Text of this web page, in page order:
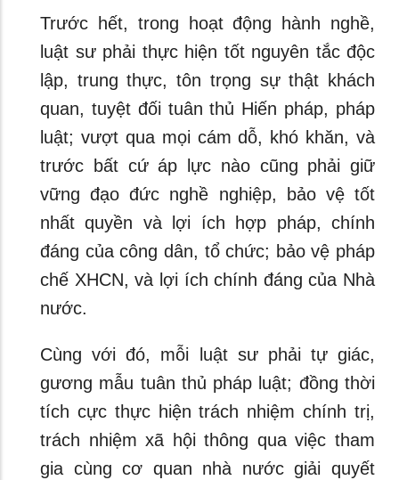
Trước hết, trong hoạt động hành nghề,
luật sư phải thực hiện tốt nguyên tắc độc
lập, trung thực, tôn trọng sự thật khách
quan, tuyệt đối tuân thủ Hiến pháp, pháp
luật; vượt qua mọi cám dỗ, khó khăn, và
trước bất cứ áp lực nào cũng phải giữ
vững đạo đức nghề nghiệp, bảo vệ tốt
nhất quyền và lợi ích hợp pháp, chính
đáng của công dân, tổ chức; bảo vệ pháp
chế XHCN, và lợi ích chính đáng của Nhà
nước.
Cùng với đó, mỗi luật sư phải tự giác,
gương mẫu tuân thủ pháp luật; đồng thời
tích cực thực hiện trách nhiệm chính trị,
trách nhiệm xã hội thông qua việc tham
gia cùng cơ quan nhà nước giải quyết